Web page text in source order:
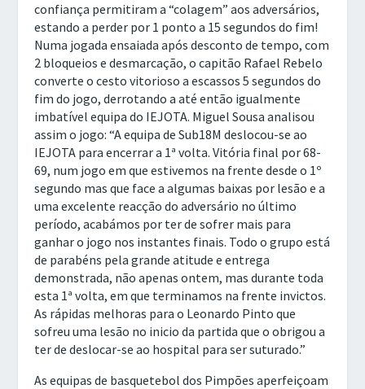
confiança permitiram a “colagem” aos adversários,
estando a perder por 1 ponto a 15 segundos do fim!
Numa jogada ensaiada após desconto de tempo, com
2 bloqueios e desmarcação, o capitão Rafael Rebelo
converte o cesto vitorioso a escassos 5 segundos do
fim do jogo, derrotando a até então igualmente
imbatível equipa do IEJOTA. Miguel Sousa analisou
assim o jogo: “A equipa de Sub18M deslocou-se ao
IEJOTA para encerrar a 1ª volta. Vitória final por 68-
69, num jogo em que estivemos na frente desde o 1º
segundo mas que face a algumas baixas por lesão e a
uma excelente reacção do adversário no último
período, acabámos por ter de sofrer mais para
ganhar o jogo nos instantes finais. Todo o grupo está
de parabéns pela grande atitude e entrega
demonstrada, não apenas ontem, mas durante toda
esta 1ª volta, em que terminamos na frente invictos.
As rápidas melhoras para o Leonardo Pinto que
sofreu uma lesão no inicio da partida que o obrigou a
ter de deslocar-se ao hospital para ser suturado.”
As equipas de basquetebol dos Pimpões aperfeiçoam